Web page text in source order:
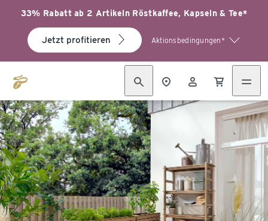
33% Rabatt ab 2 Artikeln Röstkaffee, Kapseln & Tee*
Jetzt profitieren Aktionsbedingungen*